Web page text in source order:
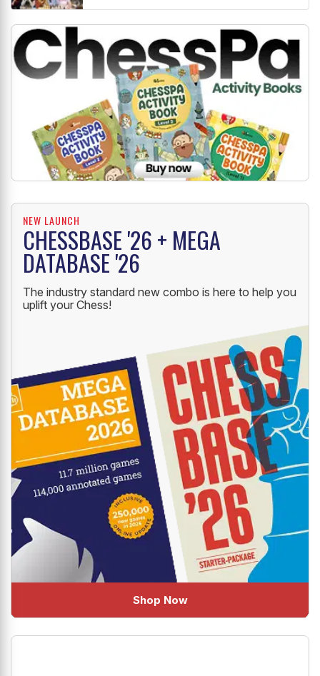
NEW LAUNCH
CHESSBASE '26 + MEGA
DATABASE '26
The industry standard new combo is here to help you
uplift your Chess!
Shop Now